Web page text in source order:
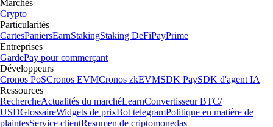
Marchés
Crypto
Particularités
CartesPaniersEarnStakingStaking DeFiPayPrime
Entreprises
GardePay pour commerçant
Développeurs
Cronos PoSCronos EVMCronos zkEVMSDK PaySDK d'agent IA
Ressources
RechercheActualités du marchéLearnConvertisseur BTC/
USDGlossaireWidgets de prixBot telegramPolitique en matière de
plaintesService clientResumen de criptomonedas